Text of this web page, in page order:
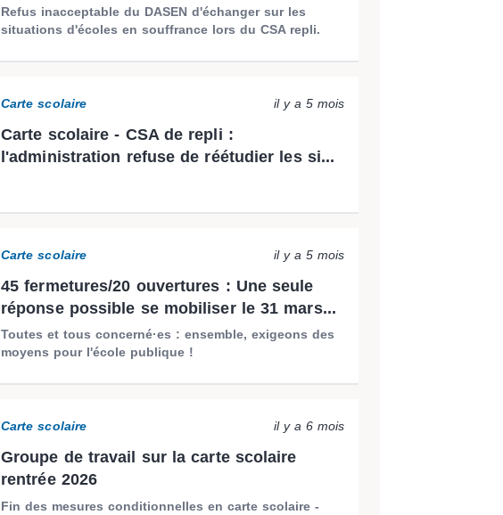
Refus inacceptable du DASEN d'échanger sur les
situations d'écoles en souffrance lors du CSA repli.
Carte scolaire il y a 5 mois
Carte scolaire - CSA de repli :
l'administration refuse de réétudier les si...
Carte scolaire il y a 5 mois
45 fermetures/20 ouvertures : Une seule
réponse possible se mobiliser le 31 mars...
Toutes et tous concerné·es : ensemble, exigeons des
moyens pour l'école publique !
Carte scolaire il y a 6 mois
Groupe de travail sur la carte scolaire
rentrée 2026
Fin des mesures conditionnelles en carte scolaire -